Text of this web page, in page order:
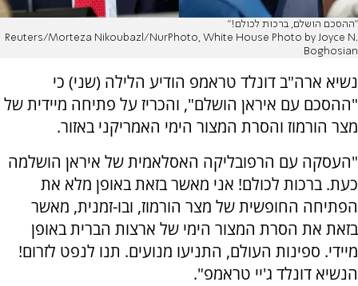
"ההסכם הושלם, ברכות לכולם!"
Reuters/Morteza Nikoubazl/NurPhoto, White House Photo by Joyce N.
Boghosian
נשיא ארה"ב דונלד טראמפ הודיע הלילה (שני) כי
"ההסכם עם איראן הושלם", והכריז על פתיחה מיידית של
מצר הורמוז והסרת המצור הימי האמריקני באזור.
"העסקה עם הרפובליקה האסלאמית של איראן הושלמה
כעת. ברכות לכולם! אני מאשר בזאת באופן מלא את
הפתיחה החופשית של מצר הורמוז, ובו-זמנית, מאשר
בזאת את הסרת המצור הימי של ארצות הברית באופן
מיידי. ספינות העולם, התניעו מנועים. תנו לנפט לזרום!
הנשיא דונלד ג'יי טראמפ".